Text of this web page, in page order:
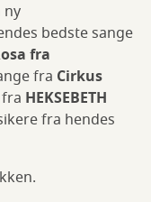
ny
bedste sange
fra
fra Cirkus
HEKSEBETH
fra hendes